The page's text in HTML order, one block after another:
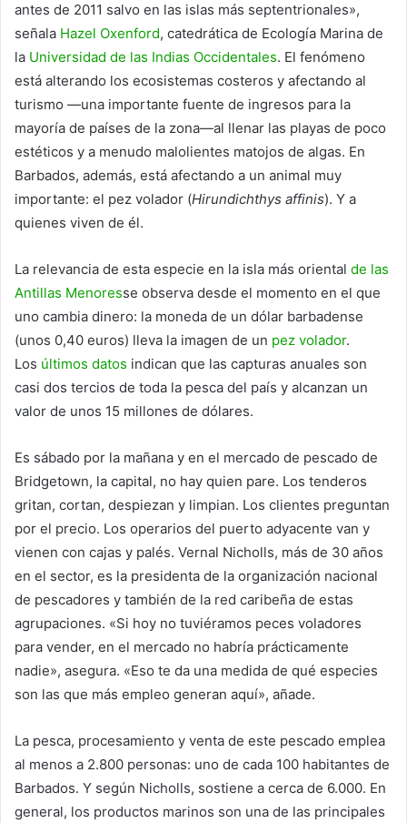
antes de 2011 salvo en las islas más septentrionales»,
señala Hazel Oxenford, catedrática de Ecología Marina de
la Universidad de las Indias Occidentales. El fenómeno
está alterando los ecosistemas costeros y afectando al
turismo —una importante fuente de ingresos para la
mayoría de países de la zona—al llenar las playas de poco
estéticos y a menudo malolientes matojos de algas. En
Barbados, además, está afectando a un animal muy
importante: el pez volador (Hirundichthys affinis). Y a
quienes viven de él.
La relevancia de esta especie en la isla más oriental de las
Antillas Menoresse observa desde el momento en el que
uno cambia dinero: la moneda de un dólar barbadense
(unos 0,40 euros) lleva la imagen de un pez volador.
Los últimos datos indican que las capturas anuales son
casi dos tercios de toda la pesca del país y alcanzan un
valor de unos 15 millones de dólares.
Es sábado por la mañana y en el mercado de pescado de
Bridgetown, la capital, no hay quien pare. Los tenderos
gritan, cortan, despiezan y limpian. Los clientes preguntan
por el precio. Los operarios del puerto adyacente van y
vienen con cajas y palés. Vernal Nicholls, más de 30 años
en el sector, es la presidenta de la organización nacional
de pescadores y también de la red caribeña de estas
agrupaciones. «Si hoy no tuviéramos peces voladores
para vender, en el mercado no habría prácticamente
nadie», asegura. «Eso te da una medida de qué especies
son las que más empleo generan aquí», añade.
La pesca, procesamiento y venta de este pescado emplea
al menos a 2.800 personas: uno de cada 100 habitantes de
Barbados. Y según Nicholls, sostiene a cerca de 6.000. En
general, los productos marinos son una de las principales